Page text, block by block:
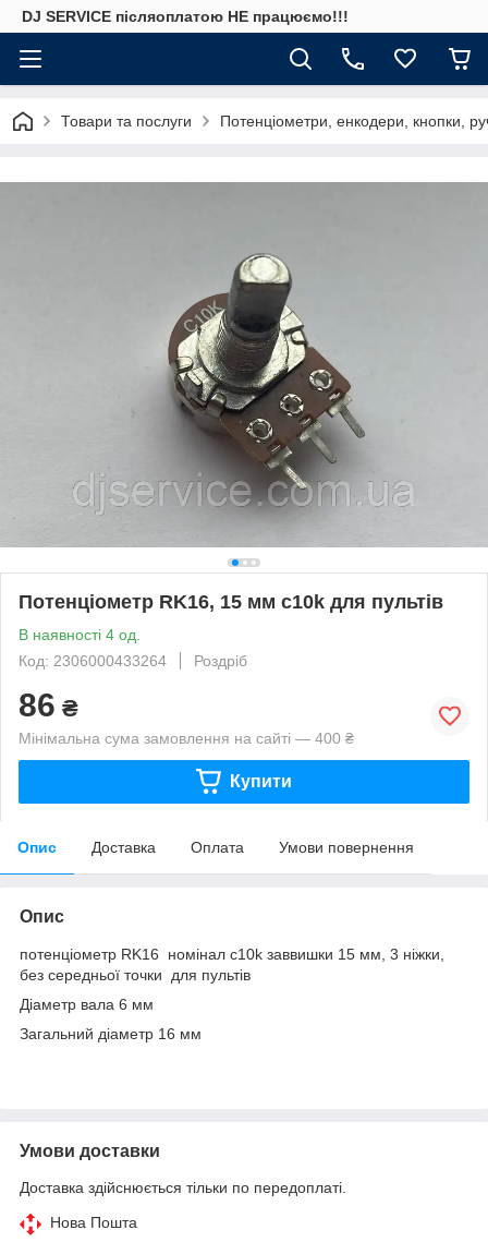
DJ SERVICE пiсляоплатою НЕ працюємо!!!
Товари та послуги Потенціометри, енкодери, кнопки,
Потенціометр RK16, 15 мм c10k для пультів
В наявності 4 од.
Код: 2306000433264
Роздріб
86 ₴
Мінімальна сума замовлення на сайті — 400 ₴
Купити
Опис Доставка Оплата Умови повернення
Опис
потенціометр RK16 номінал c10k заввишки 15 мм, 3 ніжки,
без середньої точки для пультів
Діаметр вала 6 мм
Загальний діаметр 16 мм
Умови доставки
Доставка здійснюється тільки по передоплаті.
Нова Пошта